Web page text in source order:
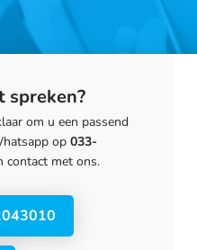
spreken?
om u een passend
op 033-
contact met ons.